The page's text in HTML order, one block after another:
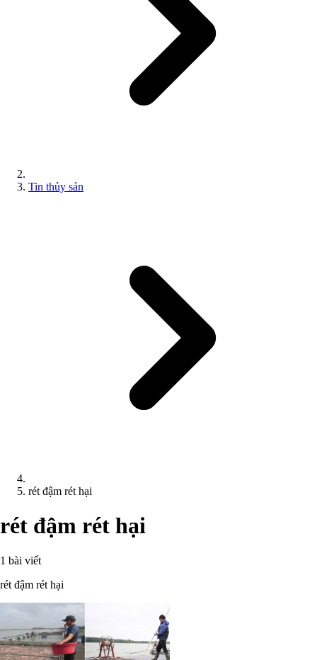
Tin thủy sản
rét đậm rét hại
rét đậm rét hại
1 bài viết
rét đậm rét hại